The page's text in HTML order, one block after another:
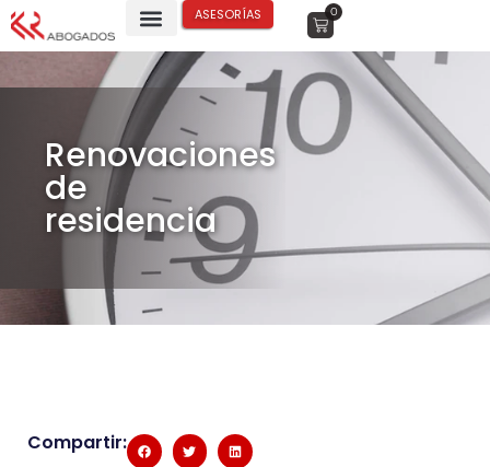
ASESORÍAS 0
Renovaciones
de
residencia
Compartir: